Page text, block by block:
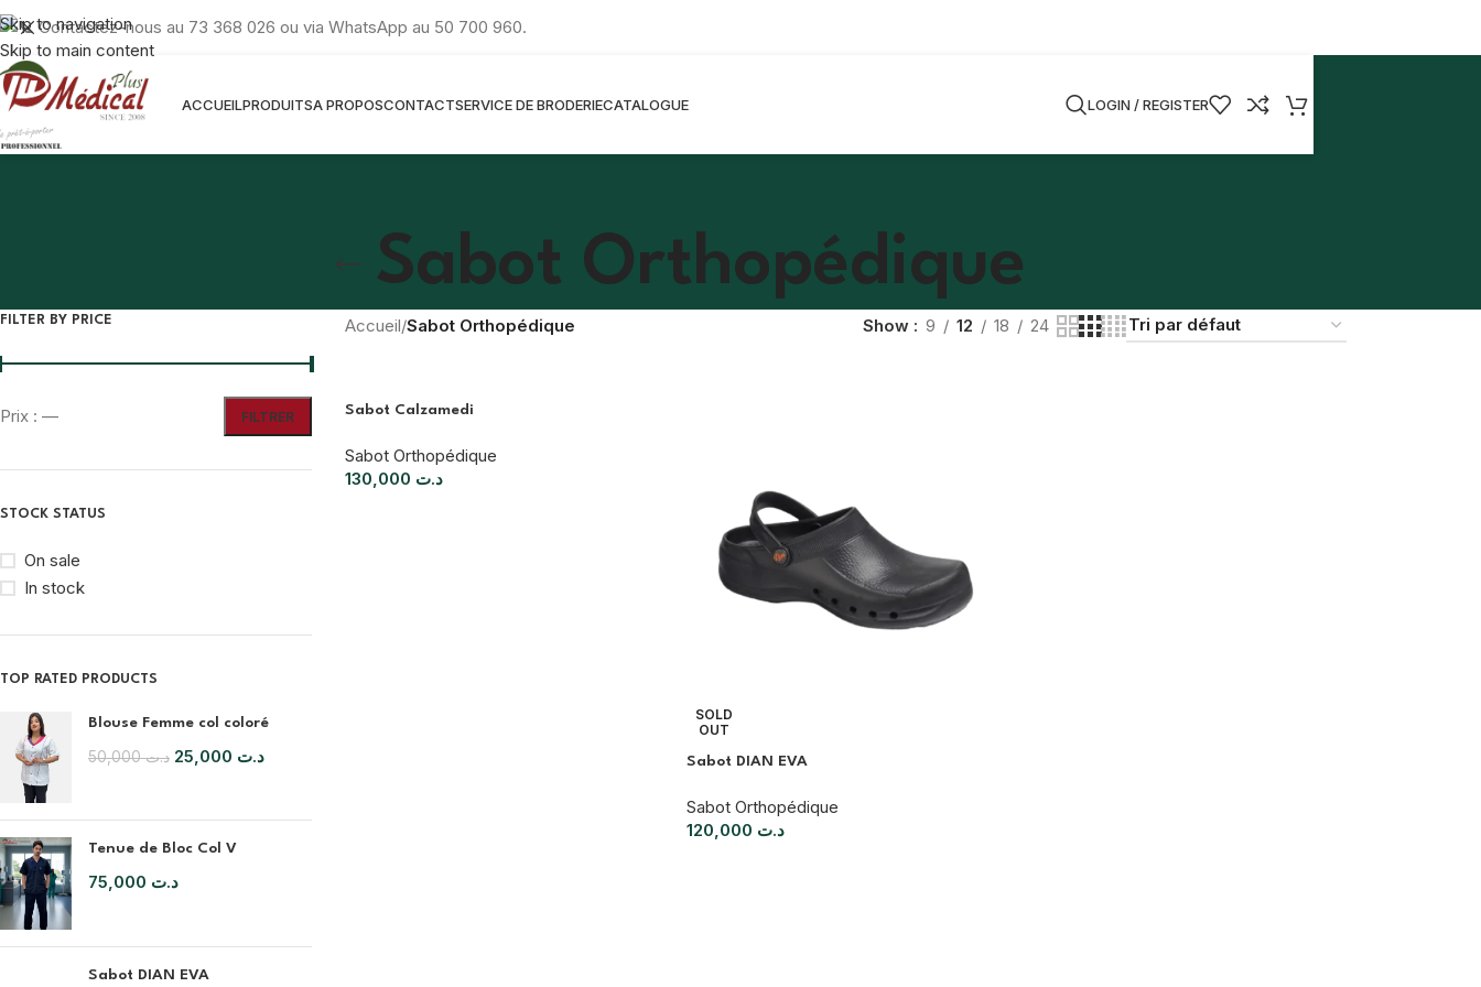
Skip to navigation
Skip to main content
Contactez-nous au 73 368 026 ou via WhatsApp au 50 700 960.
ACCUEILPRODUITS
Blouse Femme
A PROPOSCONTACTSERVICE DE BRODERIECATALOGUE LOGIN / REGISTER
Sabot Orthopédique
FILTER BY PRICE
FILTRER
Prix : —
STOCK STATUS
On sale
In stock
TOP RATED PRODUCTS
Blouse Femme col coloré
د.ت50,000 د.ت
Tenue de Bloc Col V
د.ت
Sabot DIAN EVA
Accueil/Sabot Orthopédique Show 9 12 18 24
Sabot Calzamedi
Sabot Orthopédique
د.ت
SOLD
OUT
Sabot DIAN EVA
Sabot Orthopédique
د.ت